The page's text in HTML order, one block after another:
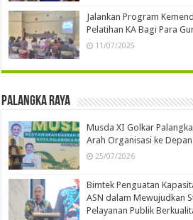
Jalankan Program
Pelatihan KA Bagi Para
11/07/2025
Palangka Raya
Musda XI Golkar
Arah Organisasi ke Depan
25/07/2026
Bimtek Penguatan
ASN dalam Mewujudkan
Pelayanan Publik